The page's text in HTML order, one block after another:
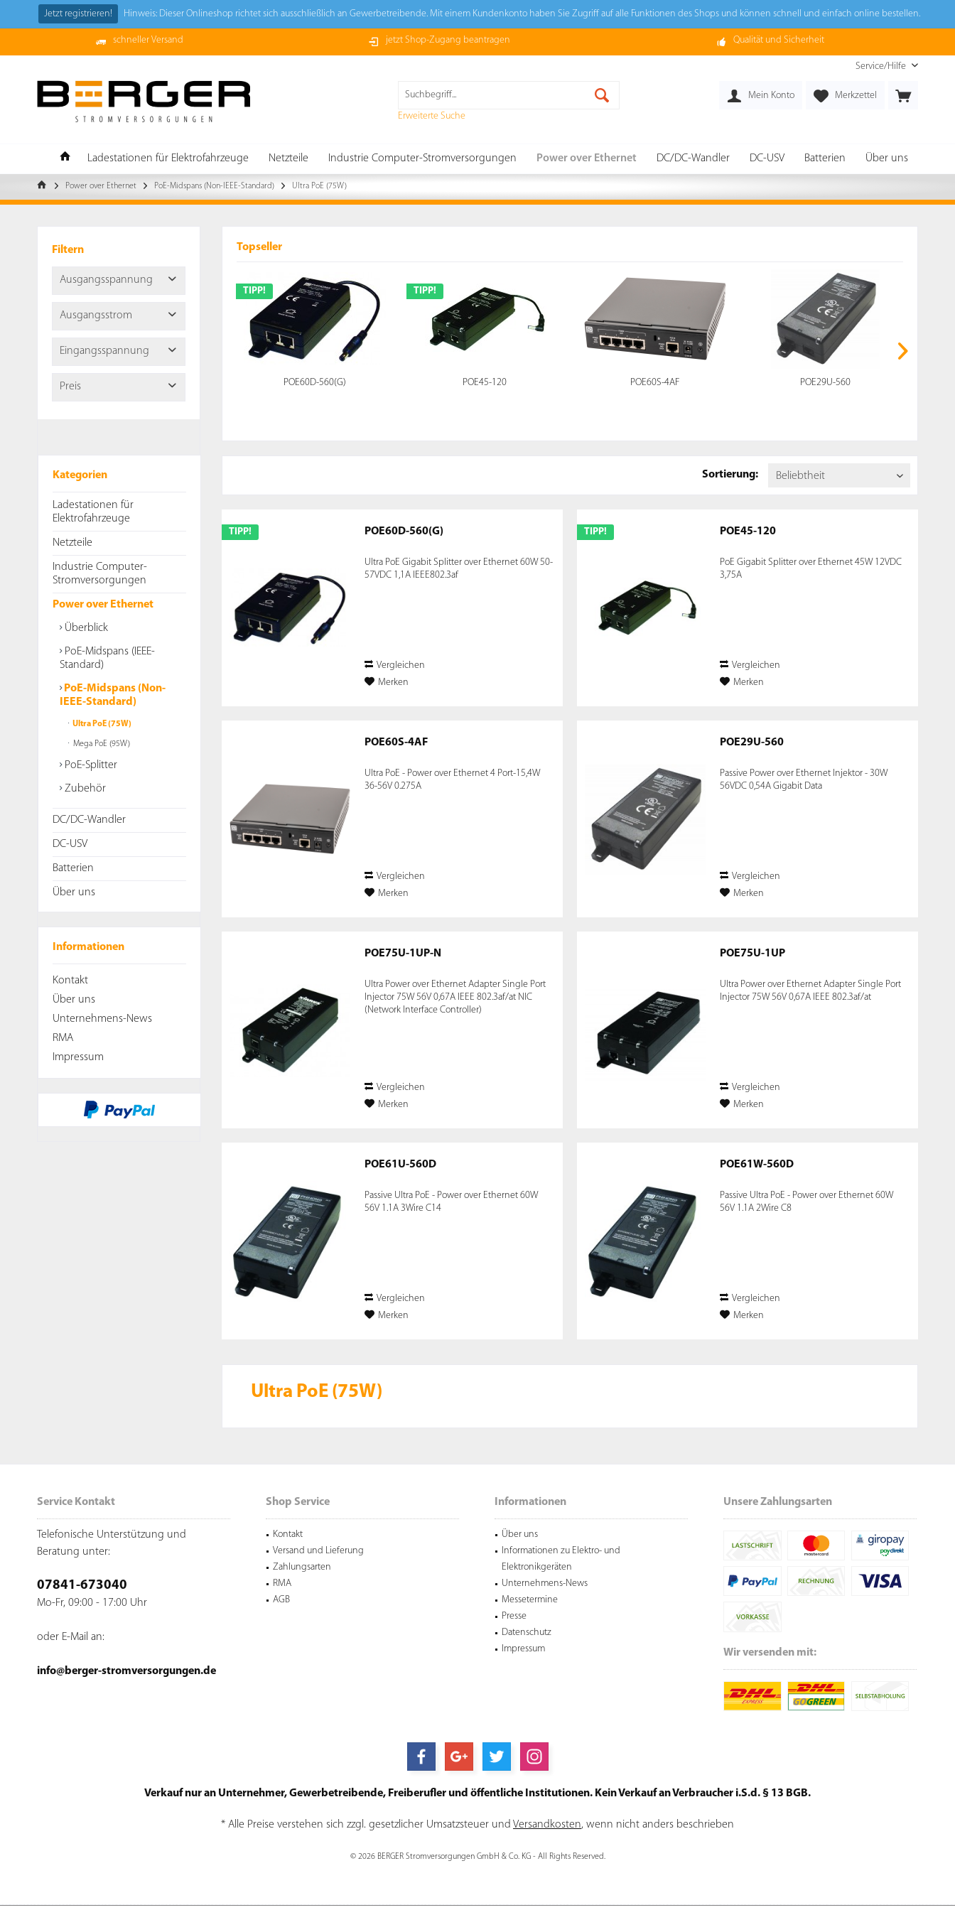
Jetzt registrieren! Hinweis: Dieser Onlineshop richtet sich ausschließlich an Gewerbetreibende. Mit einem Kundenkonto haben Sie Zugriff auf alle Funktionen des Shops und können schnell und einfach online bestellen.
schneller Versand jetzt Shop-Zugang beantragen Qualität und Sicherheit
Service/Hilfe
Erweiterte Suche
Merkzettel
Mein Konto
Ladestationen für Elektrofahrzeuge Netzteile Industrie Computer-Stromversorgungen Power over Ethernet DC/DC-Wandler DC-USV Batterien Über uns
Power over Ethernet PoE-Midspans (Non-IEEE-Standard) Ultra PoE (75W)
Filtern
Ausgangsspannung
Ausgangsstrom
Eingangsspannung
Preis
Kategorien
Ladestationen für
Elektrofahrzeuge
Netzteile
Industrie Computer-
Stromversorgungen
Power over Ethernet
Überblick
PoE-Midspans (IEEE-
Standard)
PoE-Midspans (Non-
IEEE-Standard)
Ultra PoE (75W)
Mega PoE (95W)
PoE-Splitter
Zubehör
DC/DC-Wandler
DC-USV
Batterien
Über uns
Informationen
Kontakt
Über uns
Unternehmens-News
RMA
Impressum
Topseller
TIPP!
POE60D-560(G)
TIPP!
POE45-120 POE60S-4AF POE29U-560
Sortierung:
TIPP! POE60D-560(G)
Ultra PoE Gigabit Splitter over Ethernet 60W 50-
57VDC 1,1A IEEE802.3af
Vergleichen
Merken
TIPP! POE45-120
PoE Gigabit Splitter over Ethernet 45W 12VDC
3,75A
Vergleichen
Merken
POE60S-4AF
Ultra PoE - Power over Ethernet 4 Port-15,4W
36-56V 0.275A
Vergleichen
Merken
POE29U-560
Passive Power over Ethernet Injektor - 30W
56VDC 0,54A Gigabit Data
Vergleichen
Merken
POE75U-1UP-N
Ultra Power over Ethernet Adapter Single Port
Injector 75W 56V 0,67A IEEE 802.3af/at NIC
(Network Interface Controller)
Vergleichen
Merken
POE75U-1UP
Ultra Power over Ethernet Adapter Single Port
Injector 75W 56V 0,67A IEEE 802.3af/at
Vergleichen
Merken
POE61U-560D
Passive Ultra PoE - Power over Ethernet 60W
56V 1.1A 3Wire C14
Vergleichen
Merken
POE61W-560D
Passive Ultra PoE - Power over Ethernet 60W
56V 1.1A 2Wire C8
Vergleichen
Merken
Ultra PoE (75W)
Service Kontakt
Telefonische Unterstützung und
Beratung unter:
07841-673040
Mo-Fr, 09:00 - 17:00 Uhr
oder E-Mail an:
info@berger-stromversorgungen.de
Shop Service
Kontakt
Versand und Lieferung
Zahlungsarten
RMA
AGB
Informationen
Über uns
Informationen zu Elektro- und
Elektronikgeräten
Unternehmens-News
Messetermine
Presse
Datenschutz
Impressum
Unsere Zahlungsarten
Wir versenden mit:
Verkauf nur an Unternehmer, Gewerbetreibende, Freiberufler und öffentliche Institutionen. Kein Verkauf an Verbraucher i.S.d. § 13 BGB.
* Alle Preise verstehen sich zzgl. gesetzlicher Umsatzsteuer und Versandkosten, wenn nicht anders beschrieben
© 2026 BERGER Stromversorgungen GmbH & Co. KG - All Rights Reserved.